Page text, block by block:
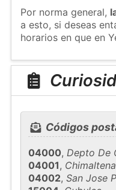
Por norma general,
a esto, si deseas
horarios en que en
Códigos
04000,Depto De
04001,
04002,San Jose